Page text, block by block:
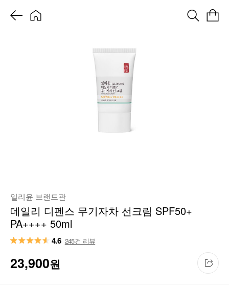
일리윤 브랜드관
데일리 디펜스 무기자차 선크림 SPF50+
PA++++ 50ml
4.6 245건 리뷰
23,900원